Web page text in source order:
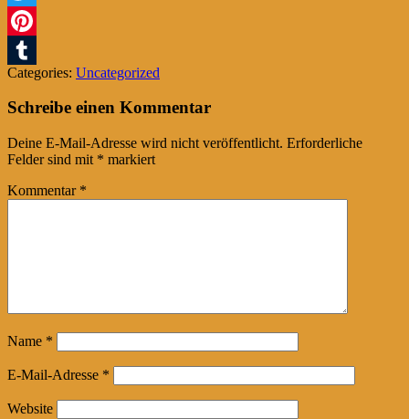
Twitter
Pinterest
Tumblr
Categories: Uncategorized
Schreibe einen Kommentar
Deine E-Mail-Adresse wird nicht veröffentlicht. Erforderliche
Felder sind mit * markiert
Kommentar *
Name *
E-Mail-Adresse *
Website